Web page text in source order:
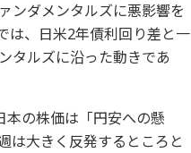
ンダメンタルズに悪影響を
は、日米2年債利回り差と一
タルズに沿った動きであ
本の株価は「円安への懸
は大きく反発するところと